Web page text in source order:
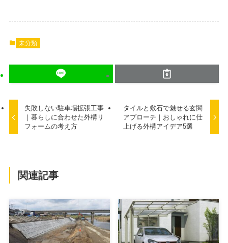
未分類
失敗しない駐車場拡張工事
｜暮らしに合わせた外構リ
フォームの考え方
タイルと敷石で魅せる玄関
アプローチ｜おしゃれに仕
上げる外構アイデア5選
関連記事